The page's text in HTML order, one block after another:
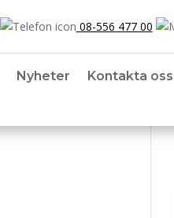
08-556 477 00
Nyheter Kontakta oss